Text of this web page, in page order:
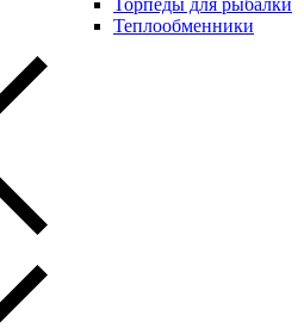
Торпеды для рыбалки
Теплообменники